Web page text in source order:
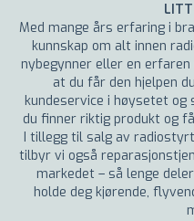
LITT
Med mange års erfaring i
kunnskap om alt innen
nybegynner eller en
at du får den hjelpen
kundeservice i høysetet
du finner riktig produkt og
I tillegg til salg av
tilbyr vi også
markedet – så lenge
holde deg kjørende,